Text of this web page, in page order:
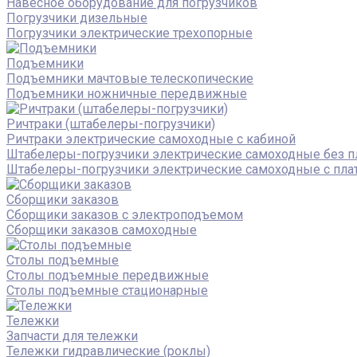
Погрузчики дизельные
Погрузчики электрические трехопорные
Подъемники
Подъемники мачтовые телескопические
Подъемники ножничные передвижные
Ричтраки (штабелеры-погрузчики)
Ричтраки электрические самоходные с кабиной
Штабелеры-погрузчики электрические самоходные без
Штабелеры-погрузчики электрические самоходные с
Сборщики заказов
Сборщики заказов с электроподъемом
Сборщики заказов самоходные
Столы подъемные
Столы подъемные передвижные
Столы подъемные стационарные
Тележки
Запчасти для тележки
Тележки гидравлические (роклы)